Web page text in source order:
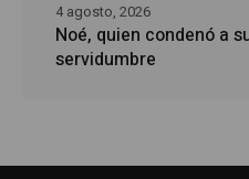
Noé, quien condenó a
servidumbre
4 agosto, 2026